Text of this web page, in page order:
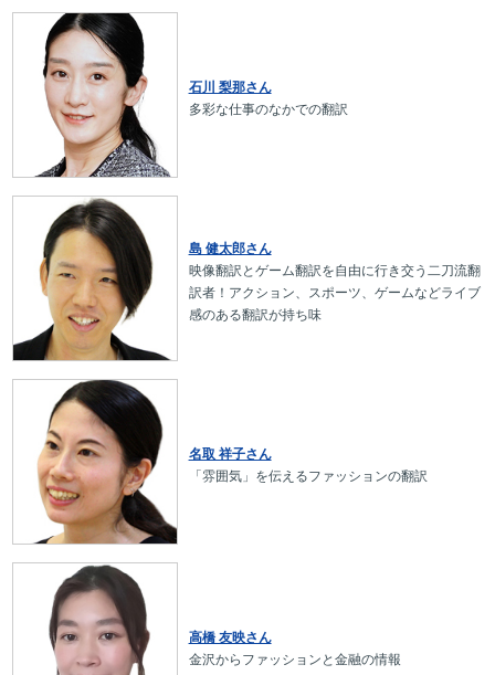
石川 梨那さん
多彩な仕事のなかでの翻訳
島 健太郎さん
映像翻訳とゲーム翻訳を自由に行き交う二刀流翻
訳者！アクション、スポーツ、ゲームなどライブ
感のある翻訳が持ち味
名取 祥子さん
「雰囲気」を伝えるファッションの翻訳
高橋 友映さん
金沢からファッションと金融の情報